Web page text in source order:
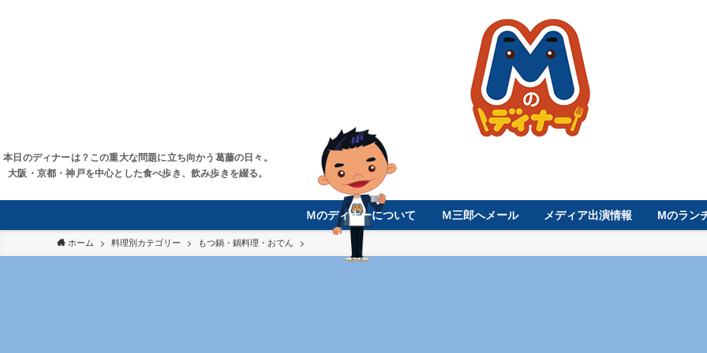
本日のディナーは？この重大な問題に立ち向かう葛藤の日々。
大阪・京都・神戸を中心とした食べ歩き、飲み歩きを綴る。
Ｍのディナーについて Ｍ三郎へメール メディア出演情報 Mのラン
ホーム 料理別カテゴリー もつ鍋・鍋料理・おでん